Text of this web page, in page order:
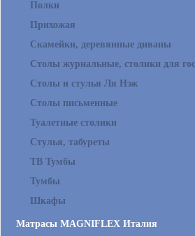
Полки
Прихожая
Скамейки, деревянные диваны
Столы журнальные, столики для
Столы и стулья Ля Нэж
Столы письменные
Туалетные столики
Стулья, табуреты
ТВ Тумбы
Тумбы
Шкафы
Матрасы MAGNIFLEX Италия